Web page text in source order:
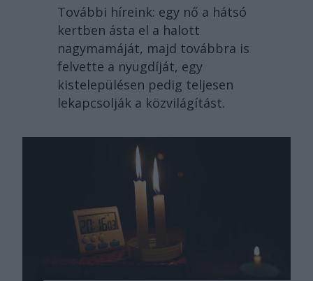
További híreink: egy nő a hátsó
kertben ásta el a halott
nagymamáját, majd továbbra is
felvette a nyugdíját, egy
kistelepülésen pedig teljesen
lekapcsolják a közvilágítást.